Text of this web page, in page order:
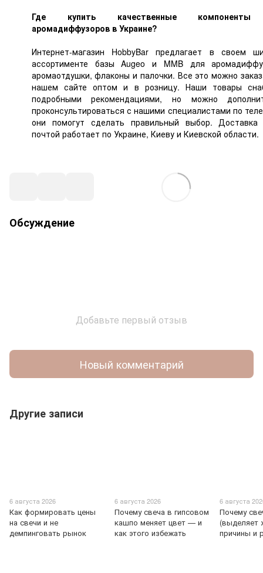
Где купить качественные
аромадиффузоров в Украине?
Интернет-магазин HobbyBar предлагает в своем
ассортименте базы Augeo и MMB для
аромаотдушки, флаконы и палочки. Все это можно
нашем сайте оптом и в розницу. Наши товары
подробными рекомендациями, но можно
проконсультироваться с нашими специалистами по
они помогут сделать правильный выбор. Доставка
почтой работает по Украине, Киеву и Киевской области.
Обсуждение
Добавьте первый отзыв
Новый комментарий
Другие записи
6 августа 2026
Как формировать цены
на свечи и не
демпинговать рынок
6 августа 2026
Почему свеча в гипсовом
кашпо меняет цвет — и
как этого избежать
6 августа
Почему
(выделяет
причины и